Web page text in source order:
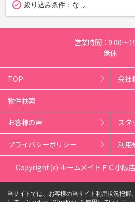
絞り込み条件： なし
営業時間：9:00～
無休
TOP 会社
物件検索
お客様の声 スタ
プライバシーポリシー 利用
Copyright(c) ホームメイトＦＣ小阪
当サイトでは、お客様の当サイト利用状況把握